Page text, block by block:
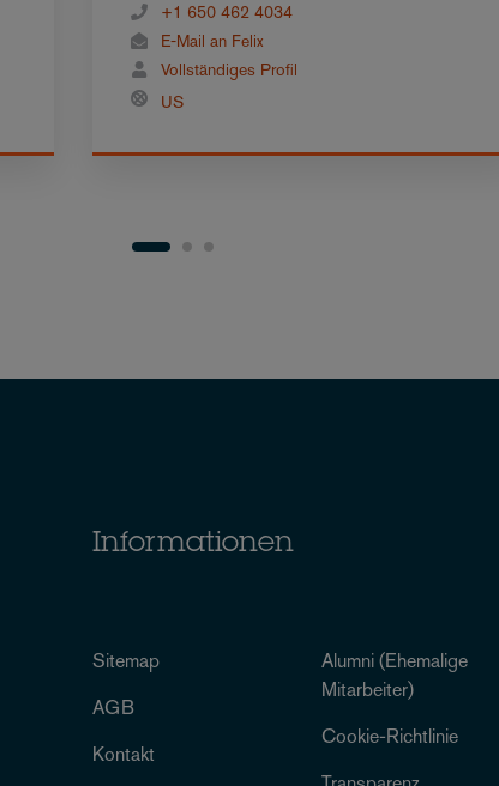
+1 650 462 4034
E-Mail an Felix
Vollständiges Profil
US
Informationen
Sitemap
AGB
Kontakt
Alumni (Ehemalige
Mitarbeiter)
Cookie-Richtlinie